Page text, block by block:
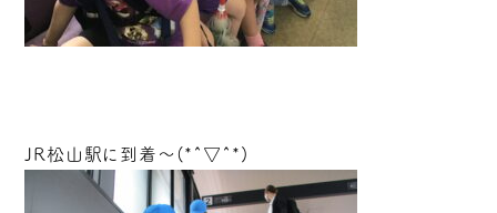
JR松山駅に到着～(*^▽^*)